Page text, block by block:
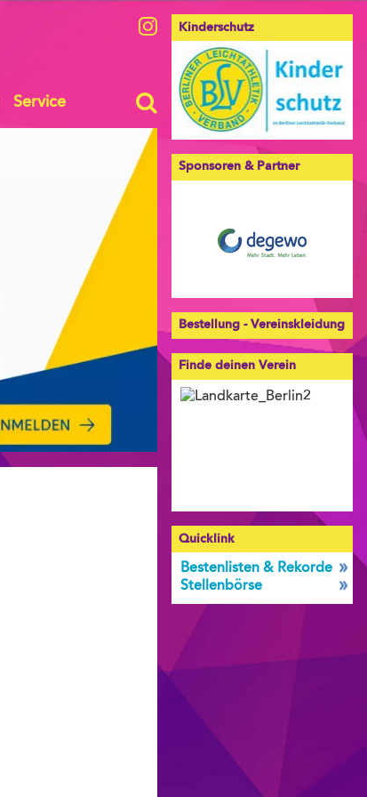
Service
Kinderschutz
Sponsoren & Partner
Bestellung - Vereinskleidung
Finde deinen Verein
Quicklink
Bestenlisten & Rekorde
Stellenbörse